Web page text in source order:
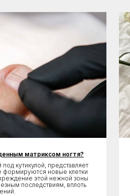
матриксом ногтя?
кутикулой, представляет
формируются новые клетки
этой нежной зоны
последствиям, вплоть